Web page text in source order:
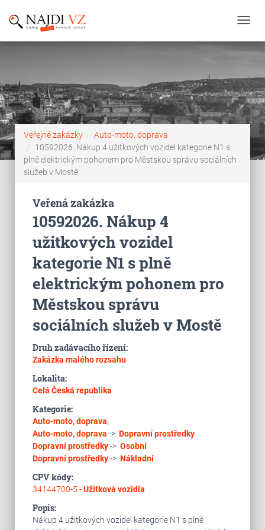
Veřejné zakázky
Auto-moto, doprava
10592026. Nákup 4 užitkových vozidel kategorie N1 s
plně elektrickým pohonem pro Městskou správu sociálních
služeb v Mostě
Veřená zakázka
10592026. Nákup 4
užitkových vozidel
kategorie N1 s plně
elektrickým pohonem pro
Městskou správu
sociálních služeb v Mostě
Druh zadávacího řízení:
Zakázka malého rozsahu
Lokalita:
Celá Česká republika
Kategorie:
Auto-moto, doprava,
Auto-moto, doprava -> Dopravní prostředky
Dopravní prostředky-> Osobní
Dopravní prostředky-> Nákladní
CPV kódy:
34144700-5 -Užitková vozidla
Popis:
Nákup 4 užitkových vozidel kategorie N1 s plně